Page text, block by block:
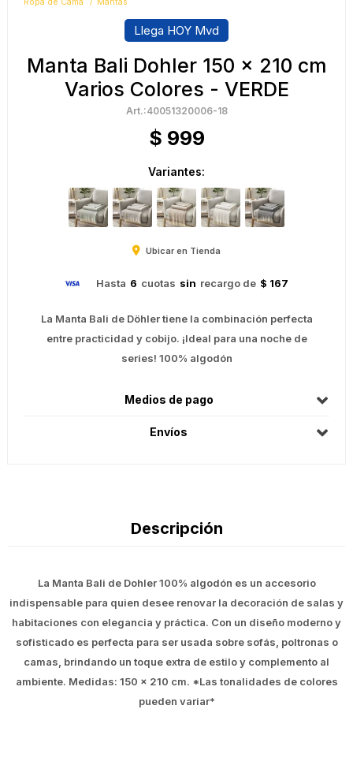
Ropa de Cama Mantas
Llega HOY Mvd
Manta Bali Dohler 150 x 210 cm
Varios Colores - VERDE
40051320006-18
$ 999
Variantes:
Ubicar en Tienda
Hasta 6 cuotas sin recargo de $ 167
La Manta Bali de Döhler tiene la combinación perfecta
entre practicidad y cobijo. ¡Ideal para una noche de
series! 100% algodón
Medios de pago
Envíos
Descripción
La Manta Bali de Dohler 100% algodón es un accesorio
indispensable para quien desee renovar la decoración de salas y
habitaciones con elegancia y práctica. Con un diseño moderno y
sofisticado es perfecta para ser usada sobre sofás, poltronas o
camas, brindando un toque extra de estilo y complemento al
ambiente. Medidas: 150 x 210 cm. *Las tonalidades de colores
pueden variar*